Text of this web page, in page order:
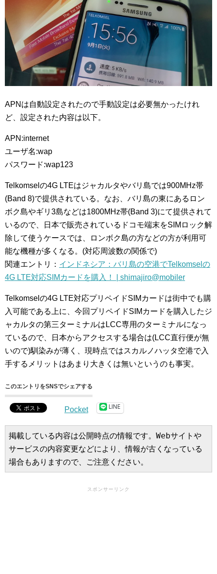
APNは自動設定されたので手動設定は必要無かったけれ
ど、設定された内容は以下。
APN:internet
ユーザ名:wap
パスワード:wap123
Telkomselの4G LTEはジャカルタやバリ島では900MHz帯
(Band 8)で提供されている。なお、バリ島の東にあるロン
ボク島やギリ3島などは1800MHz帯(Band 3)にて提供されて
いるので、日本で販売されているドコモ端末をSIMロック解
除して使うケースでは、ロンボク島の方などの方が利用可
能な機種が多くなる。(対応周波数の関係で)
関連エントリ： インドネシア：バリ島の空港でTelkomselの
4G LTE対応SIMカードを購入！ | shimajiro@mobiler
Telkomselの4G LTE対応プリペイドSIMカードは街中でも購
入可能である上に、今回プリペイドSIMカードを購入したジ
ャカルタの第三ターミナルはLCC専用のターミナルになっ
ているので、日本からアクセスする場合は(LCC直行便が無
いので)馴染みが薄く、現時点ではスカルノハッタ空港で入
手するメリットはあまり大きくは無いというのも事実。
このエントリをSNSでシェアする
Pocket LINE
掲載している内容は公開時点の情報です。Webサイトや
サービスの内容変更などにより、情報が古くなっている
場合もありますので、ご注意ください。
スポンサーリンク